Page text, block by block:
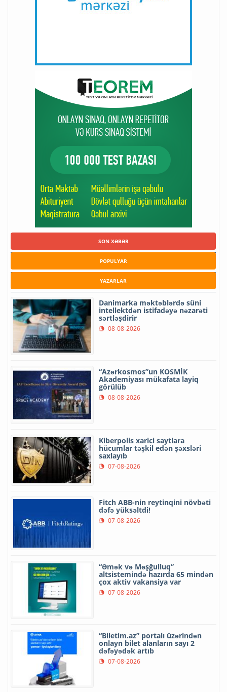
SON XƏBƏR
POPULYAR
YAZARLAR
Danimarka məktəblərdə süni
intellektdən istifadəyə nəzarəti
sərtləşdirir
08-08-2026
“Azərkosmos”un KOSMİK
Akademiyası mükafata layiq
görülüb
08-08-2026
Kiberpolis xarici saytlara
hücumlar təşkil edən şəxsləri
saxlayıb
07-08-2026
Fitch ABB-nin reytinqini növbəti
dəfə yüksəltdi!
07-08-2026
“Əmək və Məşğulluq”
altsistemində hazırda 65 mindən
çox aktiv vakansiya var
07-08-2026
“Biletim.az” portalı üzərindən
onlayn bilet alanların sayı 2
dəfəyədək artıb
07-08-2026